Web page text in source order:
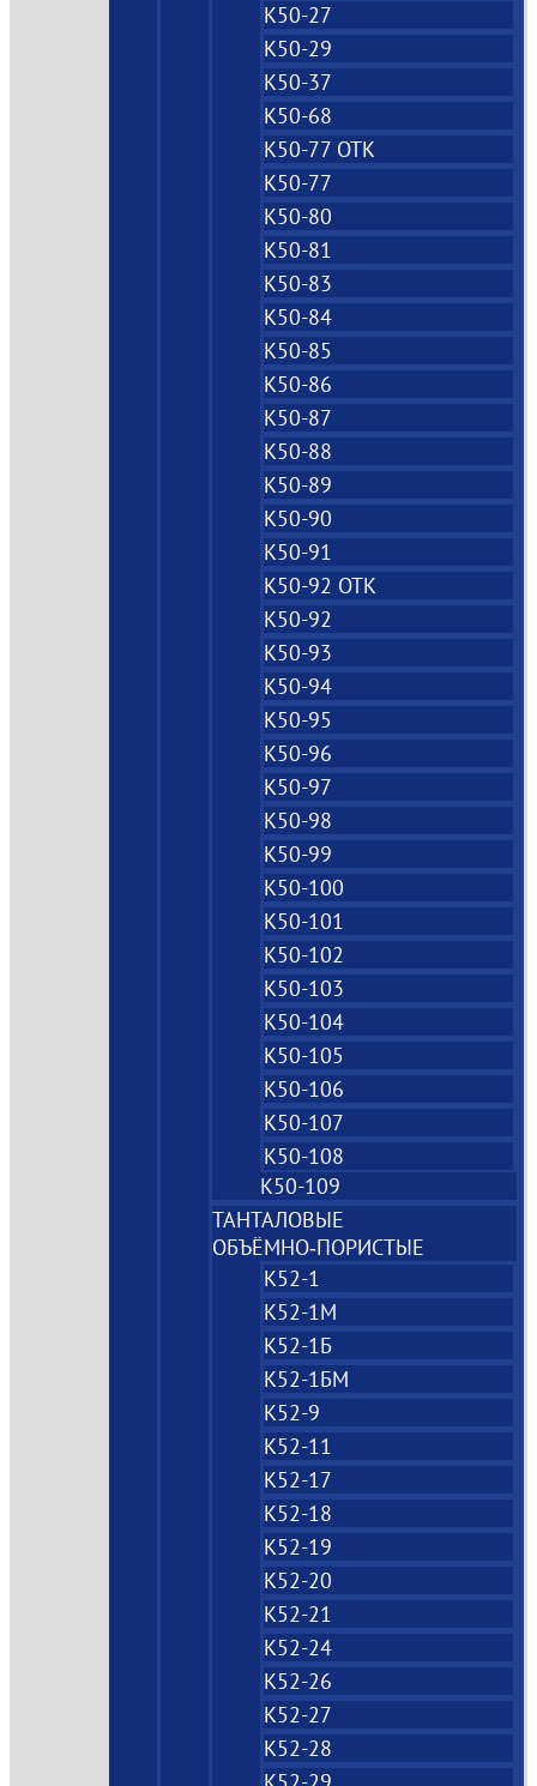
К50-27
К50-29
К50-37
К50-68
К50-77 ОТК
К50-77
К50-80
К50-81
К50-83
К50-84
К50-85
К50-86
К50-87
К50-88
К50-89
К50-90
К50-91
К50-92 ОТК
К50-92
К50-93
К50-94
К50-95
К50-96
К50-97
К50-98
К50-99
К50-100
К50-101
К50-102
К50-103
К50-104
К50-105
К50-106
К50-107
К50-108
К50-109
ТАНТАЛОВЫЕ
ОБЪЁМНО‑ПОРИСТЫЕ
К52-1
К52-1М
К52-1Б
К52-1БМ
К52-9
К52-11
К52-17
К52-18
К52-19
К52-20
К52-21
К52-24
К52-26
К52-27
К52-28